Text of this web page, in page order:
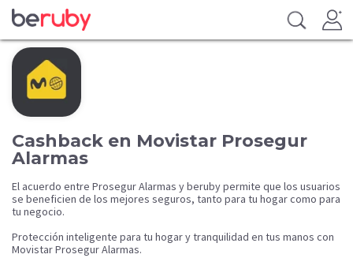
Cashback en Movistar Prosegur
Alarmas
El acuerdo entre Prosegur Alarmas y beruby permite que los usuarios
se beneficien de los mejores seguros, tanto para tu hogar como para
tu negocio.
Protección inteligente para tu hogar y tranquilidad en tus manos con
Movistar Prosegur Alarmas.